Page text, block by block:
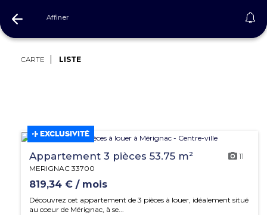
Immobilier Gironde
Affiner
CARTE LISTE
EXCLUSIVITÉ
Appartement 3 pièces 53.75 m² 11
MERIGNAC 33700
819,34 € / mois
Découvrez cet appartement de 3 pièces à louer, idéalement situé
au coeur de Mérignac, à se...